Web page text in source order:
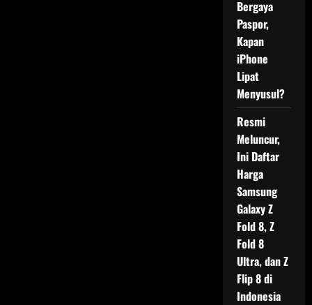
Bergaya
Paspor,
Kapan
iPhone
Lipat
Menyusul?
Resmi
Meluncur,
Ini Daftar
Harga
Samsung
Galaxy Z
Fold 8, Z
Fold 8
Ultra, dan Z
Flip 8 di
Indonesia